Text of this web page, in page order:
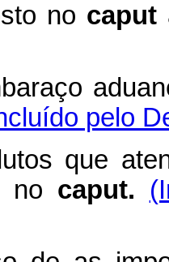
no caput
pelo
que
no caput.